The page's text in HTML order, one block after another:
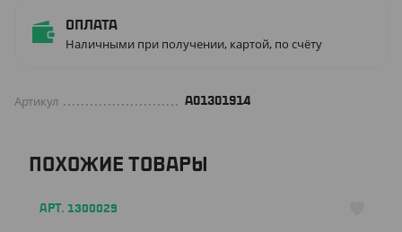
Оплата
Наличными при получении, картой, по счёту
Артикул A01301914
ПОХОЖИЕ ТОВАРЫ
АРТ. 1300029